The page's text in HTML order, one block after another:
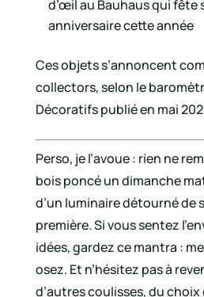
d’œil au Bauhaus qui fête
anniversaire cette année
Ces objets s’annoncent
collectors, selon le
Décoratifs publié en mai
Perso, je l’avoue : rien ne
bois poncé un dimanche
d’un luminaire détourné de
première. Si vous sentez
idées, gardez ce mantra :
osez. Et n’hésitez pas à
d’autres coulisses, du